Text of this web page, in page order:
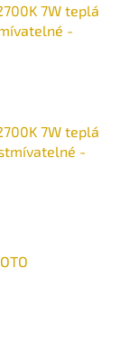
7W teplá
-
7W teplá
-